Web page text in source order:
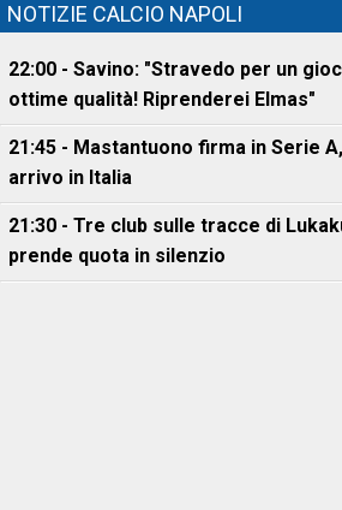
NOTIZIE CALCIO NAPOLI
22:00 - Savino: "Stravedo per un
ottime qualità! Riprenderei Elmas"
21:45 - Mastantuono firma in Serie
arrivo in Italia
21:30 - Tre club sulle tracce di
prende quota in silenzio